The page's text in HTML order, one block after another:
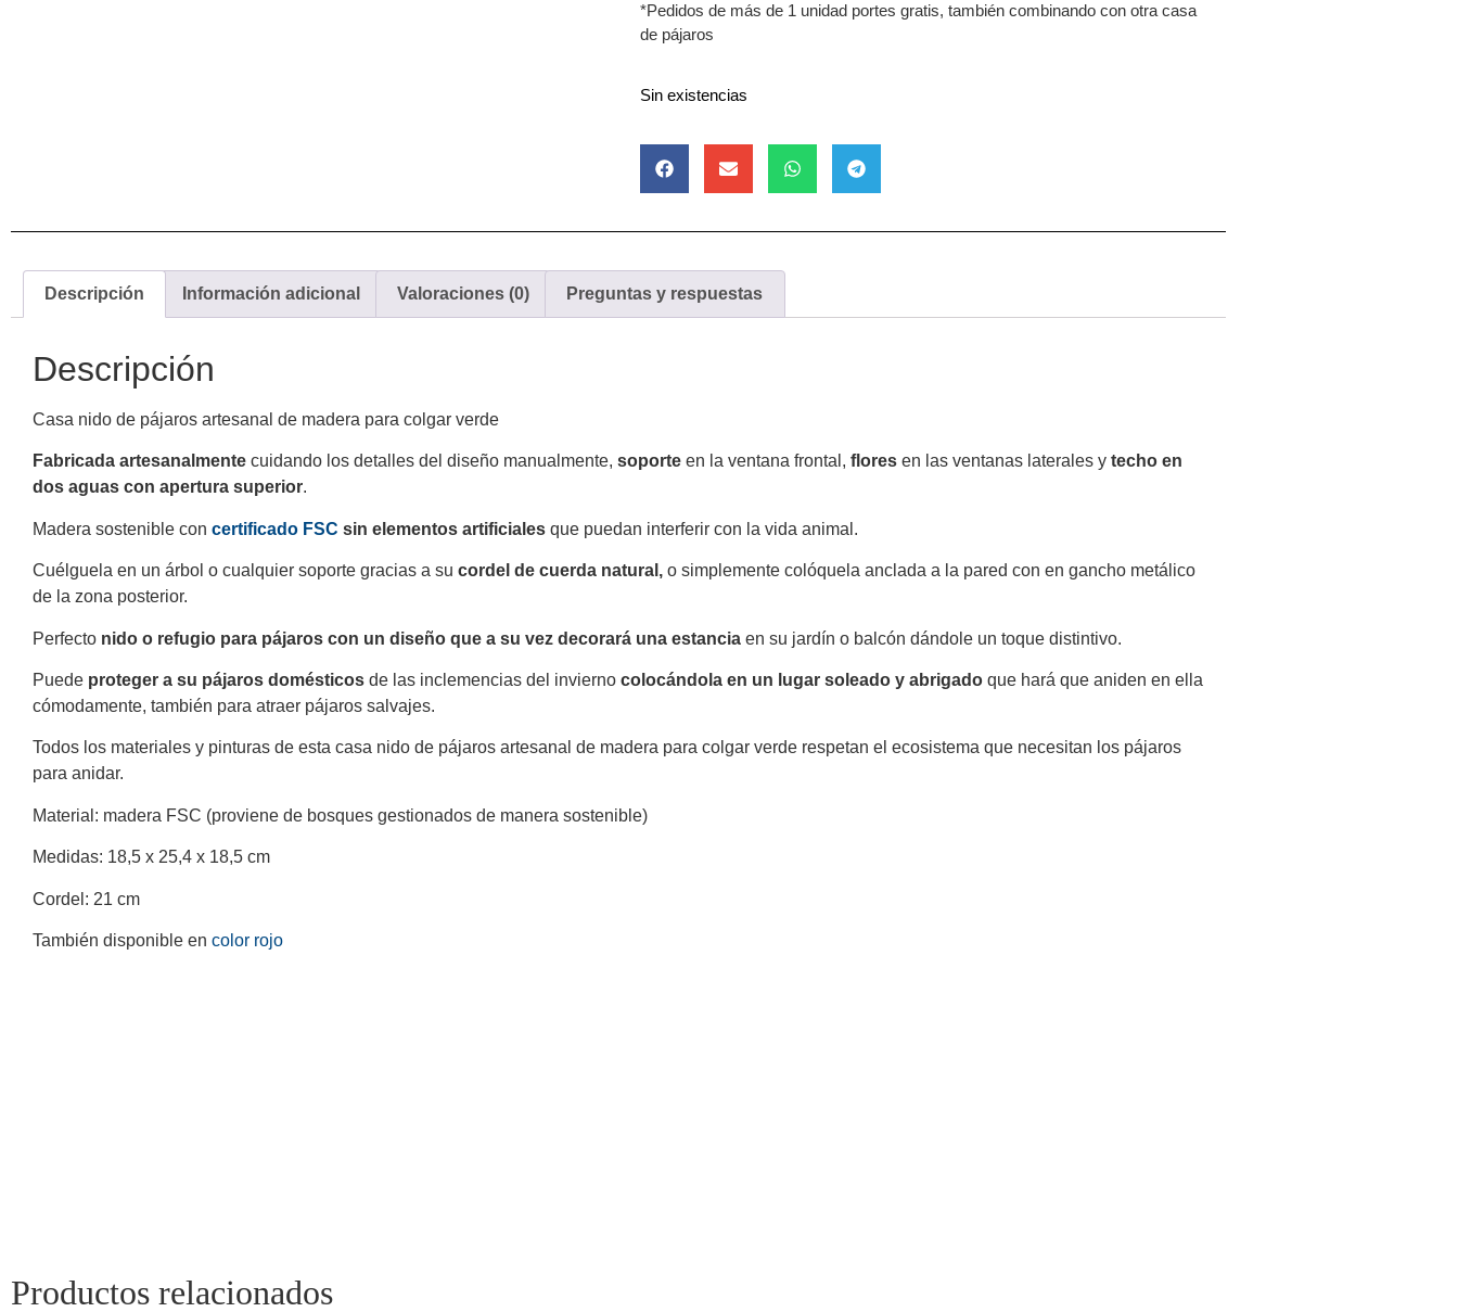
*Pedidos de más de 1 unidad portes gratis, también combinando con otra casa
de pájaros
Sin existencias
Descripción Información adicional Valoraciones (0) Preguntas y respuestas
Descripción
Casa nido de pájaros artesanal de madera para colgar verde
Fabricada artesanalmente cuidando los detalles del diseño manualmente, soporte en la ventana frontal, flores en las ventanas laterales y techo en
dos aguas con apertura superior.
Madera sostenible con certificado FSC sin elementos artificiales que puedan interferir con la vida animal.
Cuélguela en un árbol o cualquier soporte gracias a su cordel de cuerda natural, o simplemente colóquela anclada a la pared con en gancho metálico
de la zona posterior.
Perfecto nido o refugio para pájaros con un diseño que a su vez decorará una estancia en su jardín o balcón dándole un toque distintivo.
Puede proteger a su pájaros domésticos de las inclemencias del invierno colocándola en un lugar soleado y abrigado que hará que aniden en ella
cómodamente, también para atraer pájaros salvajes.
Todos los materiales y pinturas de esta casa nido de pájaros artesanal de madera para colgar verde respetan el ecosistema que necesitan los pájaros
para anidar.
Material: madera FSC (proviene de bosques gestionados de manera sostenible)
Medidas: 18,5 x 25,4 x 18,5 cm
Cordel: 21 cm
También disponible en color rojo
Productos relacionados